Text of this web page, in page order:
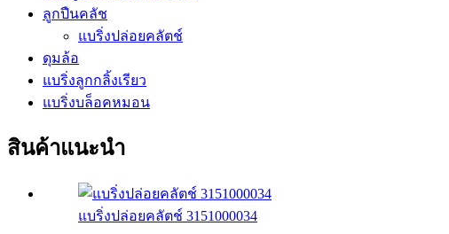
ลูกปืนคลัช
แบริ่งปล่อยคลัตช์
ดุมล้อ
แบริ่งลูกกลิ้งเรียว
แบริ่งบล็อคหมอน
สินค้าแนะนำ
แบริ่งปล่อยคลัตช์ 3151000034